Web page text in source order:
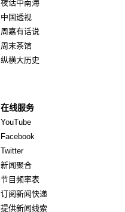
夜话中南海
中国透视
周嘉有话说
周末茶馆
纵横大历史
在线服务
YouTube
Facebook
TwitterOpens in new window
新闻聚合
节目频率表
订阅新闻快递
提供新闻线索